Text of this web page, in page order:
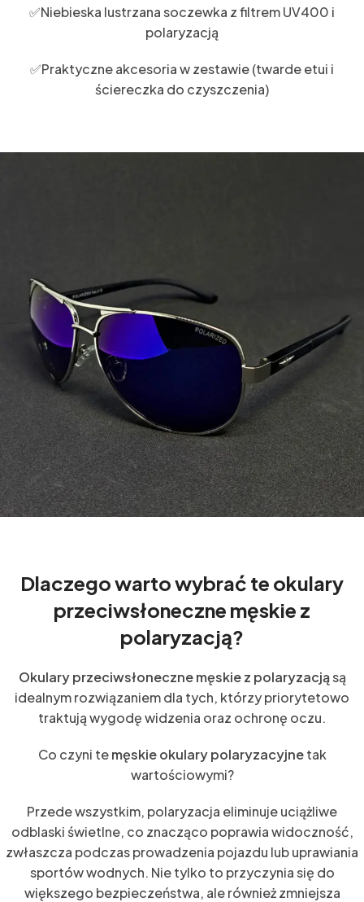
✅Niebieska lustrzana soczewka z filtrem UV400 i
polaryzacją
✅Praktyczne akcesoria w zestawie (twarde etui i
ściereczka do czyszczenia)
Dlaczego warto wybrać te okulary
przeciwsłoneczne męskie z
polaryzacją?
Okulary przeciwsłoneczne męskie z polaryzacjąsą
idealnym rozwiązaniem dla tych, którzy priorytetowo
traktują wygodę widzenia oraz ochronę oczu.
Co czyni temęskie okulary polaryzacyjnetak
wartościowymi?
Przede wszystkim, polaryzacja eliminuje uciążliwe
odblaski świetlne, co znacząco poprawia widoczność,
zwłaszcza podczas prowadzenia pojazdu lub uprawiania
sportów wodnych. Nie tylko to przyczynia się do
większego bezpieczeństwa, ale również zmniejsza